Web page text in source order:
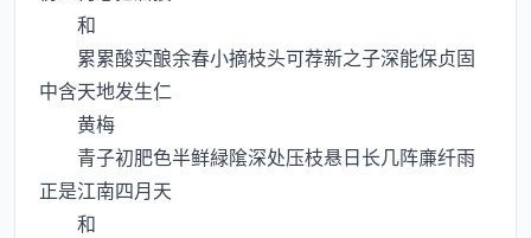
和
累累酸实酿余春小摘枝头可荐新之子深能保贞固
中含天地发生仁
黄梅
青子初肥色半鲜緑隂深处压枝悬日长几阵亷纤雨
正是江南四月天
和